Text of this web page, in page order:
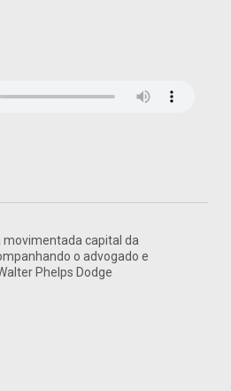
movimentada capital da
o advogado e
Phelps Dodge